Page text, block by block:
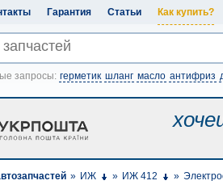
Гарантия Статьи Как купить?
запросы: герметик шланг масло антифриз
» ИЖ » ИЖ 412 »